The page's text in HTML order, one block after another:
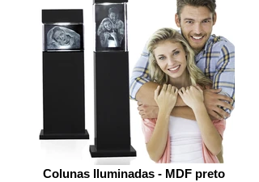
Colunas Iluminadas - MDF preto